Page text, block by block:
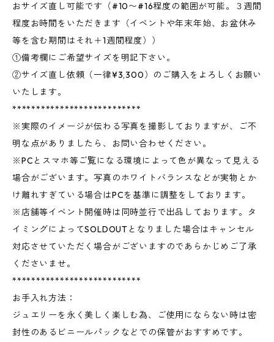
おサイズ直し可能です（#10〜#16程度の範囲が可能。３週間
程度お時間をいただきます（イベントや年末年始、お盆休み
等を含む期間はそれ＋1週間程度））
①備考欄にご希望サイズを明記下さい。
②サイズ直し依頼（一律¥3,300）のご購入をよろしくお願い
いたします。
***************************
※実際のイメージが伝わる写真を撮影しておりますが、ご不
明な点がありましたら、お問い合わせください。
※PCとスマホ等ご覧になる環境によって色が異なって見える
場合がございます。写真のホワイトバランスなどが実物とか
け離れすぎている場合はPCを基準に調整をしております。
※店舗等イベント開催時は同時並行で出品しております。タ
イミングによってSOLDOUTとなりました場合はキャンセル
対応させていただく場合がございますのであらかじめご了承
くださいませ。
***************************
お手入れ方法：
ジュエリーを永く美しく楽しむ為、ご使用にならない時は密
封性のあるビニールパックなどでの保管がおすすめです。